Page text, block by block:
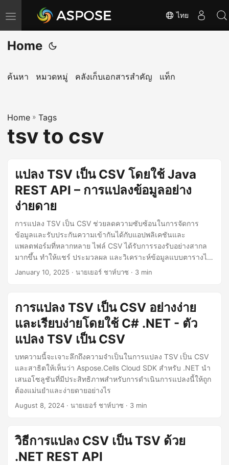
T
o
g
l
a
v
i
n
ไทย
Home
ค้นหา หมวดหมู่ คลังเก็บเอกสารสำคัญ แท็ก
Home » Tags
tsv to csv
แปลง TSV เป็น CSV โดยใช้ Java
REST API – การแปลงข้อมูลอย่าง
ง่ายดาย
การแปลง TSV เป็น CSV ช่วยลดความซับซ้อนในการจัดการ
ข้อมูลและรับประกันความเข้ากันได้กับแอปพลิเคชันและ
แพลตฟอร์มที่หลากหลาย ไฟล์ CSV ได้รับการรองรับอย่างสากล
มากขึ้น ทำให้แชร์ ประมวลผล และวิเคราะห์ข้อมูลแบบตารางได้
ง่ายขึ้นและมีประสิทธิภาพมากขึ้น
January 10, 2025 · นายเยอร์ ชาห์บาซ · 3 min
การแปลง TSV เป็น CSV อย่างง่าย
และเรียบง่ายโดยใช้ C# .NET - ตัว
แปลง TSV เป็น CSV
บทความนี้จะเจาะลึกถึงความจำเป็นในการแปลง TSV เป็น CSV
และสาธิตให้เห็นว่า Aspose.Cells Cloud SDK สำหรับ .NET นำ
เสนอโซลูชันที่มีประสิทธิภาพสำหรับการดำเนินการแปลงนี้ให้ถูก
ต้องแม่นยำและง่ายดายอย่างไร
August 8, 2024 · นายเยอร์ ชาห์บาซ · 3 min
วิธีการแปลง CSV เป็น TSV ด้วย
.NET REST API